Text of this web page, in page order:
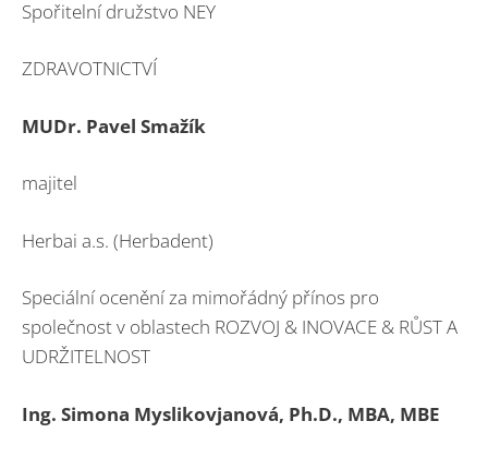
Spořitelní družstvo NEY
ZDRAVOTNICTVÍ
MUDr. Pavel Smažík
majitel
Herbai a.s. (Herbadent)
Speciální ocenění za mimořádný přínos pro
společnost v oblastech ROZVOJ & INOVACE & RŮST A
UDRŽITELNOST
Ing. Simona Myslikovjanová, Ph.D., MBA, MBE